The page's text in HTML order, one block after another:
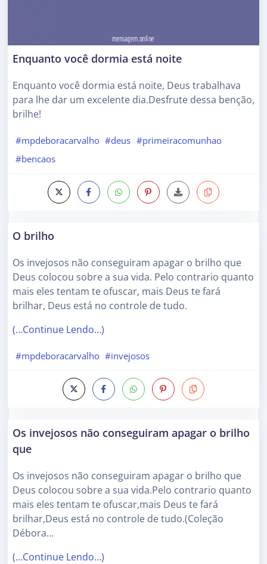
Enquanto você dormia está noite
Enquanto você dormia está noite, Deus trabalhava
para lhe dar um excelente dia.Desfrute dessa benção,
brilhe!
#mpdeboracarvalho #deus #primeiracomunhao
#bencaos
O brilho
Os invejosos não conseguiram apagar o brilho que
Deus colocou sobre a sua vida. Pelo contrario quanto
mais eles tentam te ofuscar, mais Deus te fará
brilhar, Deus está no controle de tudo.
(…Continue Lendo…)
#mpdeboracarvalho #invejosos
Os invejosos não conseguiram apagar o brilho
que
Os invejosos não conseguiram apagar o brilho que
Deus colocou sobre a sua vida.Pelo contrario quanto
mais eles tentam te ofuscar,mais Deus te fará
brilhar,Deus está no controle de tudo.(Coleção
Débora…
(…Continue Lendo…)